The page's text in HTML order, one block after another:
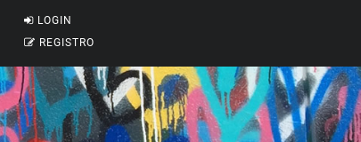
LOGIN
REGISTRO